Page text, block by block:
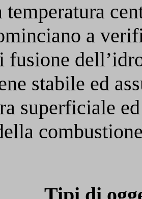
temperatura
a
fusione
stabile ed
superficiale